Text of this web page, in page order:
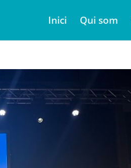
Inici Qui som